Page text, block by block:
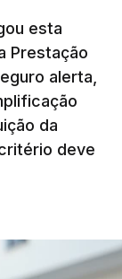
esta
Prestação
alerta,
da
deve